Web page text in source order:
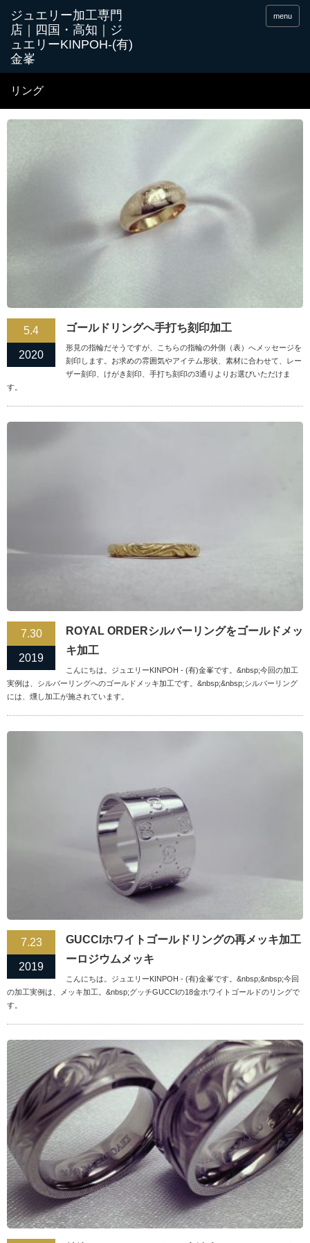
menu
リング
5.4
2020
ゴールドリングへ手打ち刻印加工
形見の指輪だそうですが、こちらの指輪の外側（表）へメッセージを
刻印します。お求めの雰囲気やアイテム形状、素材に合わせて、レー
ザー刻印、けがき刻印、手打ち刻印の3通りよりお選びいただけま
す。
7.30
2019
ROYAL ORDERシルバーリングをゴールドメッ
キ加工
こんにちは。ジュエリーKINPOH - (有)金峯です。&nbsp;今回の加工
実例は、シルバーリングへのゴールドメッキ加工です。&nbsp;&nbsp;シルバーリング
には、燻し加工が施されています。
7.23
2019
GUCCIホワイトゴールドリングの再メッキ加工
ーロジウムメッキ
こんにちは。ジュエリーKINPOH - (有)金峯です。&nbsp;&nbsp;今回
の加工実例は、メッキ加工。&nbsp;グッチGUCCIの18金ホワイトゴールドのリングで
す。